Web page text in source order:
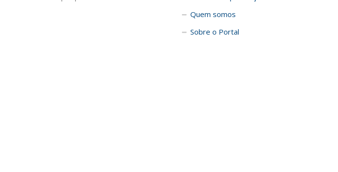
Quem somos
Sobre o Portal